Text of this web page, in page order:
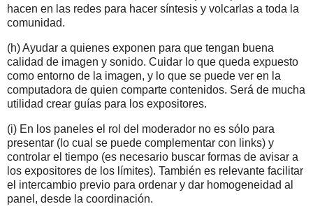
hacen en las redes para hacer síntesis y volcarlas a toda la
comunidad.
(h) Ayudar a quienes exponen para que tengan buena
calidad de imagen y sonido. Cuidar lo que queda expuesto
como entorno de la imagen, y lo que se puede ver en la
computadora de quien comparte contenidos. Será de mucha
utilidad crear guías para los expositores.
(i) En los paneles el rol del moderador no es sólo para
presentar (lo cual se puede complementar con links) y
controlar el tiempo (es necesario buscar formas de avisar a
los expositores de los límites). También es relevante facilitar
el intercambio previo para ordenar y dar homogeneidad al
panel, desde la coordinación.